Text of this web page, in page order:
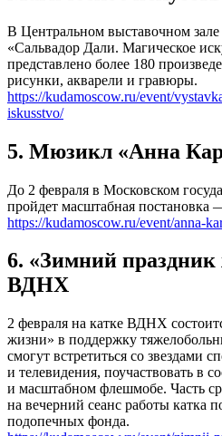
В Центральном выставочном
«Сальвадор Дали. Магическое
представлено более 180
рисунки, акварели и гравюры.
https://kudamoscow.ru/event/
iskusstvo/
5. Мюзикл «Анна
До 2 февраля в Московском
пройдет масштабная
https://kudamoscow.ru/event/anna-
6. «Зимний праздник
ВДНХ
2 февраля на катке ВДНХ
жизни» в поддержку
смогут встретиться со звездами
и телевидения, поучаствовать в
и масштабном флешмобе. Часть
на вечерний сеанс работы катка
подопечных фонда.